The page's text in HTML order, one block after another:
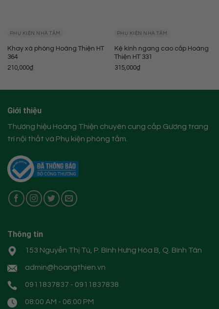
PHỤ KIỆN NHÀ TẮM
Khay xà phòng Hoàng Thiện HT
364
210,000₫
PHỤ KIỆN NHÀ TẮM
Kệ kính ngang cao cấp Hoàng
Thiện HT 331
315,000₫
Giới thiệu
Thương hiệu Hoàng Thiện chuyên cung cấp Gương trang
trí nội thất và Phụ kiện phòng tắm.
Thông tin
153 Nguyễn Thị Tú, P. Bình Hưng Hòa B, Q. Bình Tân
admin@hoangthien.vn
0911837837 - 0911837838
08:00 AM - 06:00 PM